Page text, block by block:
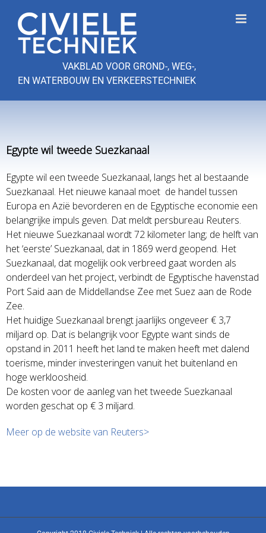
naar
inhoud
VAKBLAD VOOR GROND-, WEG-,
EN WATERBOUW EN VERKEERSTECHNIEK
Egypte wil tweede Suezkanaal
Egypte wil een tweede Suezkanaal, langs het al bestaande
Suezkanaal. Het nieuwe kanaal moet de handel tussen
Europa en Azië bevorderen en de Egyptische economie een
belangrijke impuls geven. Dat meldt persbureau Reuters.
Het nieuwe Suezkanaal wordt 72 kilometer lang; de helft van
het ‘eerste’ Suezkanaal, dat in 1869 werd geopend. Het
Suezkanaal, dat mogelijk ook verbreed gaat worden als
onderdeel van het project, verbindt de Egyptische havenstad
Port Said aan de Middellandse Zee met Suez aan de Rode
Zee.
Het huidige Suezkanaal brengt jaarlijks ongeveer € 3,7
miljard op. Dat is belangrijk voor Egypte want sinds de
opstand in 2011 heeft het land te maken heeft met dalend
toerisme, minder investeringen vanuit het buitenland en
hoge werkloosheid.
De kosten voor de aanleg van het tweede Suezkanaal
worden geschat op € 3 miljard.
Meer op de website van Reuters>